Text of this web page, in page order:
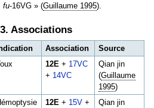
fu-16VG » (Guillaume 1995).
Associations
Association
Source
12E + 17VC
+ 14VC
Qian jin
(Guillaume
1995)
12E + 15V +
Qian jin